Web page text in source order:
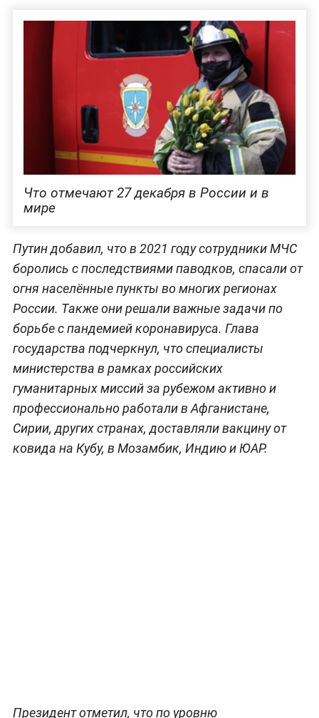
Что отмечают 27 декабря в России и в
мире
Путин добавил, что в 2021 году сотрудники МЧС
боролись с последствиями паводков, спасали от
огня населённые пункты во многих регионах
России. Также они решали важные задачи по
борьбе с пандемией коронавируса. Глава
государства подчеркнул, что специалисты
министерства в рамках российских
гуманитарных миссий за рубежом активно и
профессионально работали в Афганистане,
Сирии, других странах, доставляли вакцину от
ковида на Кубу, в Мозамбик, Индию и ЮАР.
Президент отметил, что по уровню